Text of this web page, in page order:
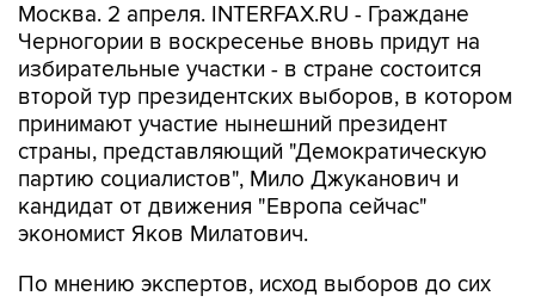
Москва. 2 апреля. INTERFAX.RU - Граждане
Черногории в воскресенье вновь придут на
избирательные участки - в стране состоится
второй тур президентских выборов, в котором
принимают участие нынешний президент
страны, представляющий "Демократическую
партию социалистов", Мило Джуканович и
кандидат от движения "Европа сейчас"
экономист Яков Милатович.
По мнению экспертов, исход выборов до сих